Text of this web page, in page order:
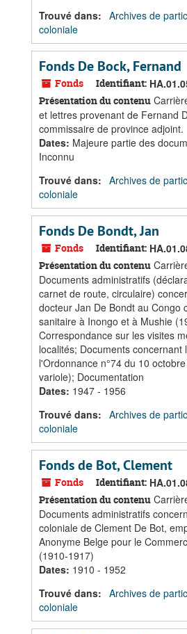
Trouvé dans: Archives de
coloniale
Fonds De Bock, Fernand
Fonds Identifiant:
Présentation du contenu
et lettres provenant de Fernand
commissaire de province adjoint.
Dates: Majeure partie des
Inconnu
Trouvé dans: Archives de
coloniale
Fonds De Bondt, Jan
Fonds Identifiant:
Présentation du contenu
Documents administratifs
carnet de route, circulaire)
docteur Jan De Bondt au Congo
sanitaire à Inongo et à Mushie
Correspondance sur les visites
localités; Documents concernant
l'Ordonnance n°74 du 10
variole); Documentation
Dates: 1947 - 1956
Trouvé dans: Archives de
coloniale
Fonds de Bot, Clement
Fonds Identifiant:
Présentation du contenu
Documents administratifs
coloniale de Clement De Bot,
Anonyme Belge pour le
(1910-1917)
Dates: 1910 - 1952
Trouvé dans: Archives de
coloniale